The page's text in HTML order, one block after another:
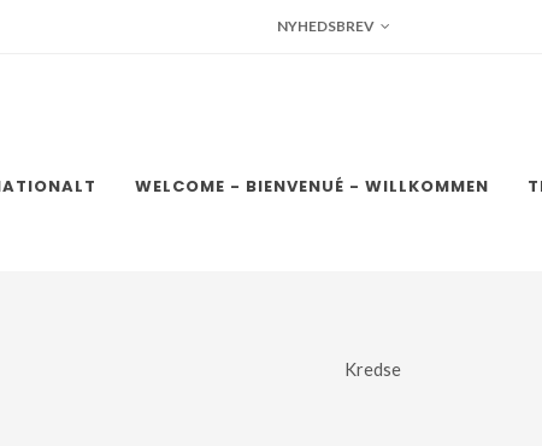
NYHEDSBREV
WELCOME - BIENVENUÉ - WILLKOMMEN
Kredse